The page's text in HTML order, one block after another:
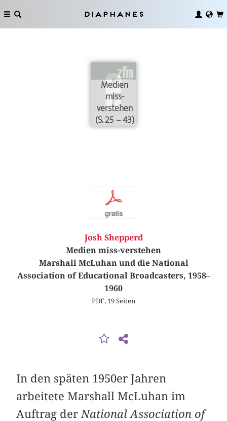
Diaphanes
Medien
miss-
verstehen
(S. 25 – 43)
p
gratis
Josh Shepperd
Medien miss-verstehen
Marshall McLuhan und die National
Association of Educational Broadcasters, 1958–
1960
PDF, 19 Seiten
In den späten 1950er Jahren
arbeitete Marshall McLuhan im
Auftrag der National Association of